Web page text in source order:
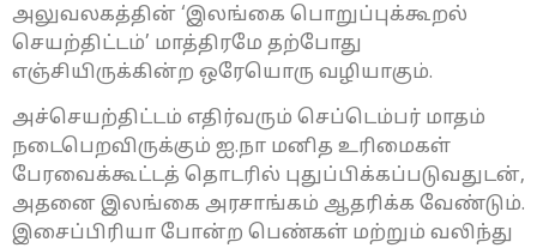
அலுவலகத்தின் ‘இலங்கை பொறுப்புக்கூறல்
செயற்திட்டம்’ மாத்திரமே தற்போது
எஞ்சியிருக்கின்ற ஒரேயொரு வழியாகும்.
அச்செயற்திட்டம் எதிர்வரும் செப்டெம்பர் மாதம்
நடைபெறவிருக்கும் ஐ.நா மனித உரிமைகள்
பேரவைக்கூட்டத் தொடரில் புதுப்பிக்கப்படுவதுடன்,
அதனை இலங்கை அரசாங்கம் ஆதரிக்க வேண்டும்.
இசைப்பிரியா போன்ற பெண்கள் மற்றும் வலிந்து